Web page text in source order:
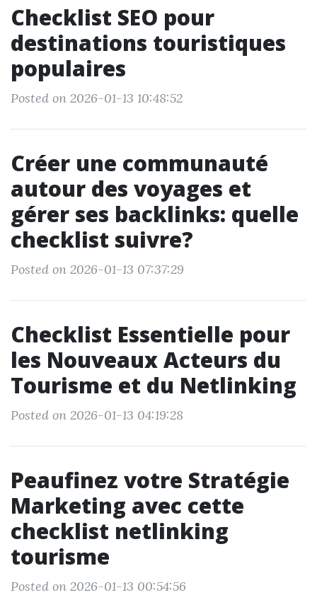
Checklist SEO pour
destinations touristiques
populaires
Posted on 2026-01-13 10:48:52
Créer une communauté
autour des voyages et
gérer ses backlinks: quelle
checklist suivre?
Posted on 2026-01-13 07:37:29
Checklist Essentielle pour
les Nouveaux Acteurs du
Tourisme et du Netlinking
Posted on 2026-01-13 04:19:28
Peaufinez votre Stratégie
Marketing avec cette
checklist netlinking
tourisme
Posted on 2026-01-13 00:54:56